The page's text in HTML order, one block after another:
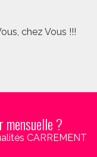
chez Vous !!!
?
CARREMENT